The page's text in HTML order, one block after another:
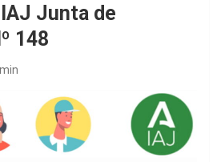
Junta de
148